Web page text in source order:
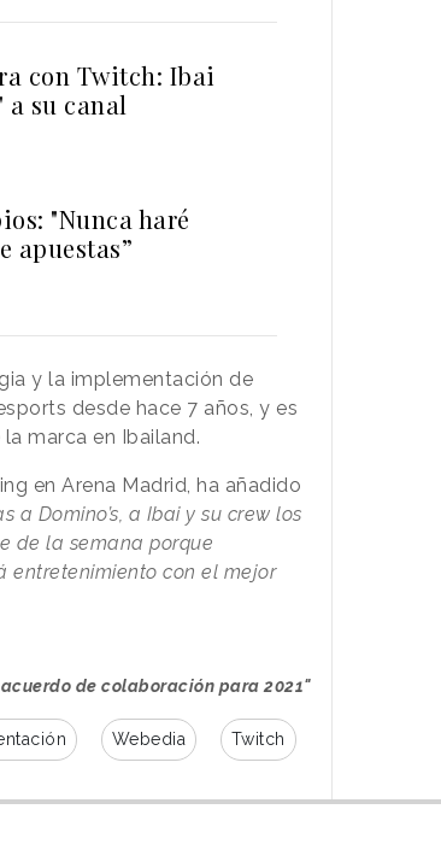
con Twitch: Ibai
a su canal
"Nunca haré
apuestas”
y la implementación de
desde hace 7 años, y es
marca en Ibailand.
en Arena Madrid, ha añadido
a Domino’s, a Ibai y su crew los
de la semana porque
entretenimiento con el mejor
de colaboración para 2021"
Webedia Twitch